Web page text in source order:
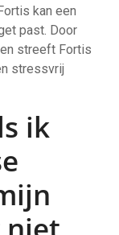
kan een
past. Door
streeft Fortis
stressvrij
ik